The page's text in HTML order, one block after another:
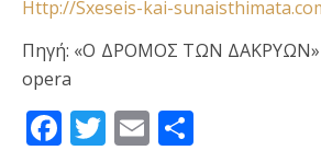
Http://Sxeseis-kai-
Πηγή: «Ο ΔΡΟΜΟΣ ΤΩΝ ΔΑΚΡΥΩΝ»
opera
Facebook
Twitter
Email